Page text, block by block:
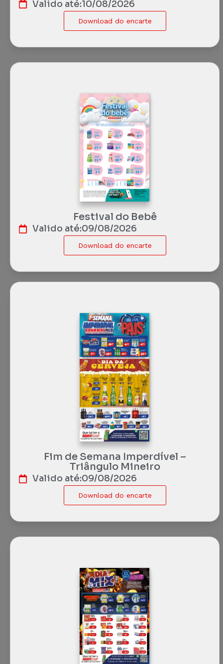
Valido até:10/08/2026
Download do encarte
Festival do Bebê
Valido até:09/08/2026
Download do encarte
Fim de Semana Imperdível –
Triângulo Mineiro
Valido até:09/08/2026
Download do encarte